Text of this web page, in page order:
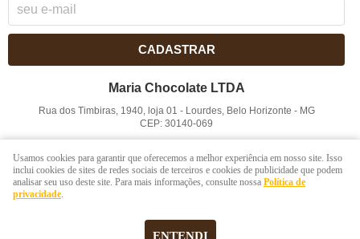
CADASTRAR
Maria Chocolate LTDA
Rua dos Timbiras, 1940, loja 01 - Lourdes, Belo Horizonte - MG
CEP: 30140-069
LOJA VIRTUAL CRIADA POR
Usamos cookies para garantir que oferecemos a melhor experiência em nosso site. Isso
inclui cookies de sites de redes sociais de terceiros e cookies de publicidade que podem
analisar seu uso deste site. Para mais informações, consulte nossa Política de
privacidade.
ENTENDI